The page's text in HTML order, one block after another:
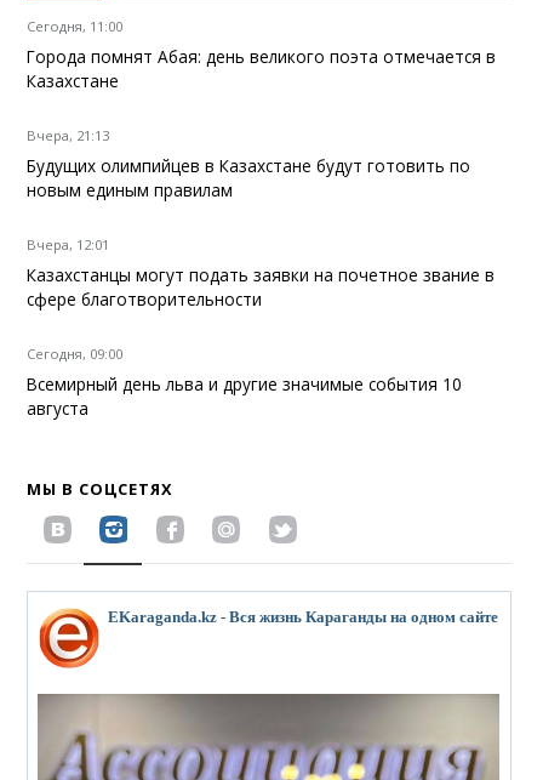
Сегодня, 11:00
Города помнят Абая: день великого поэта отмечается в
Казахстане
Вчера, 21:13
Будущих олимпийцев в Казахстане будут готовить по
новым единым правилам
Вчера, 12:01
Казахстанцы могут подать заявки на почетное звание в
сфере благотворительности
Сегодня, 09:00
Всемирный день льва и другие значимые события 10
августа
МЫ В СОЦСЕТЯХ
EKaraganda.kz - Вся жизнь Караганды на одном сайте